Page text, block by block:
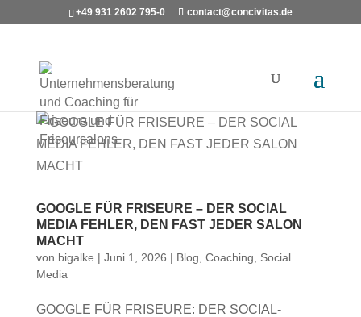
+49 931 2602 795-0 contact@concivitas.de
GOOGLE FÜR FRISEURE – DER SOCIAL
MEDIA FEHLER, DEN FAST JEDER SALON
MACHT
von bigalke | Juni 1, 2026 | Blog Coaching
Social
Media
GOOGLE FÜR FRISEURE: DER SOCIAL-